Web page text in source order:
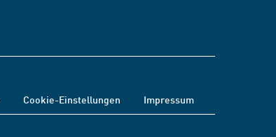
Cookie-Einstellungen Impressum